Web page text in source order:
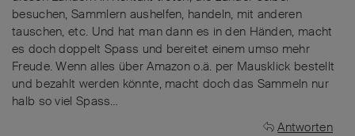
besuchen, Sammlern aushelfen, handeln, mit anderen
tauschen, etc. Und hat man dann es in den Händen, macht
es doch doppelt Spass und bereitet einem umso mehr
Freude. Wenn alles über Amazon o.ä. per Mausklick bestellt
und bezahlt werden könnte, macht doch das Sammeln nur
halb so viel Spass…
Antworten